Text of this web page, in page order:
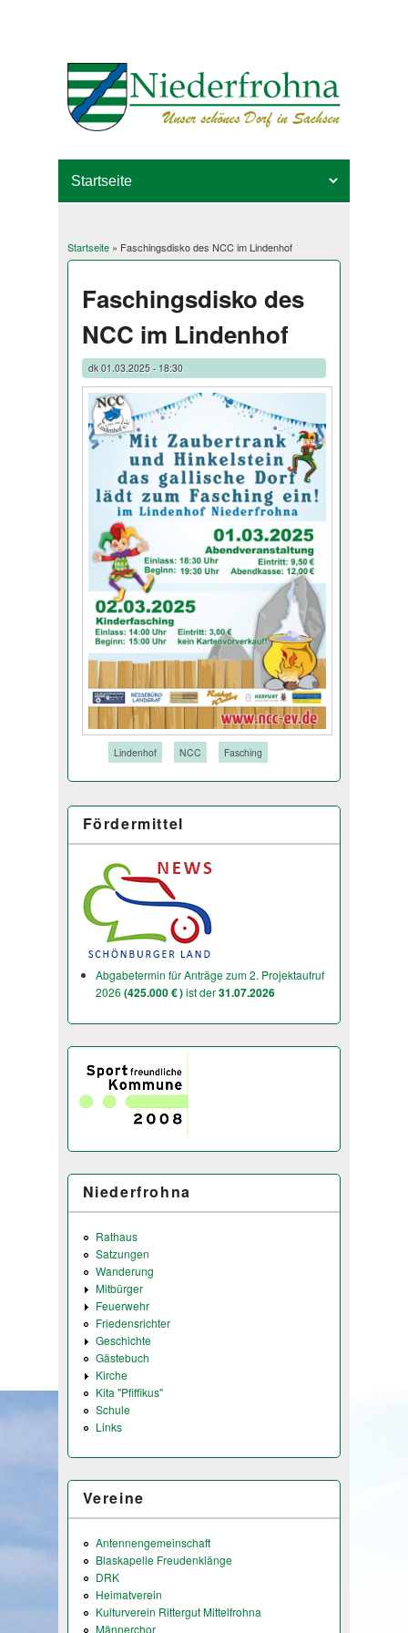
Sie sind hier
Startseite» Faschingsdisko des NCC im Lindenhof
Faschingsdisko des
NCC im Lindenhof
dk01.03.2025 - 18:30
Lindenhof NCC Fasching
Fördermittel
Abgabetermin für Anträge zum 2. Projektaufruf
2026 (425.000 € )ist der31.07.2026
Niederfrohna
Rathaus
Satzungen
Wanderung
Mitbürger
Feuerwehr
Friedensrichter
Geschichte
Gästebuch
Kirche
Kita "Pfiffikus"
Schule
Links
Vereine
Antennengemeinschaft
Blaskapelle Freudenklänge
DRK
Heimatverein
Kulturverein Rittergut Mittelfrohna
Männerchor